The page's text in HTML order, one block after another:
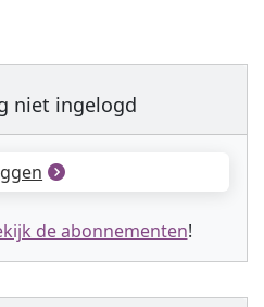
niet ingelogd
de abonnementen!